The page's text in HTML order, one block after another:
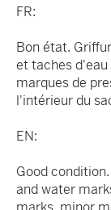
FR:
Bon état.
et taches d'eau
marques de
l'intérieur du
EN:
Good
and water